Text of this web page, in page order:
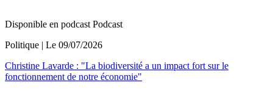
Disponible en podcast Podcast
Politique | Le 09/07/2026
Christine Lavarde : "La biodiversité a un impact fort sur le
fonctionnement de notre économie"